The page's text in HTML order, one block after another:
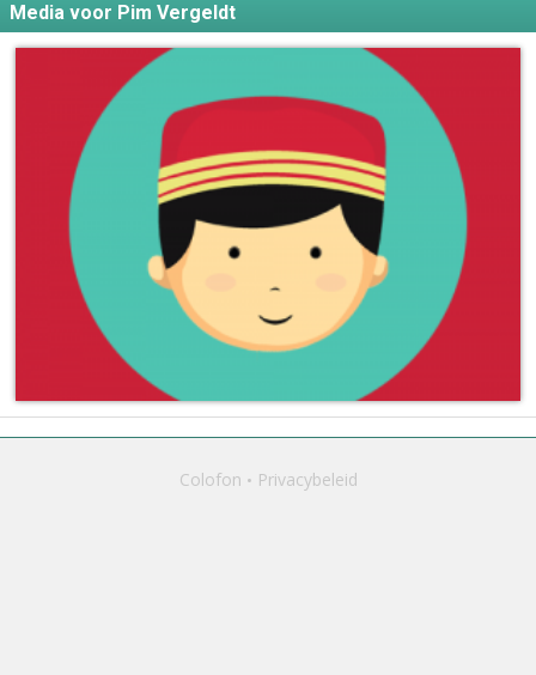
Media voor Pim Vergeldt
Colofon Privacybeleid